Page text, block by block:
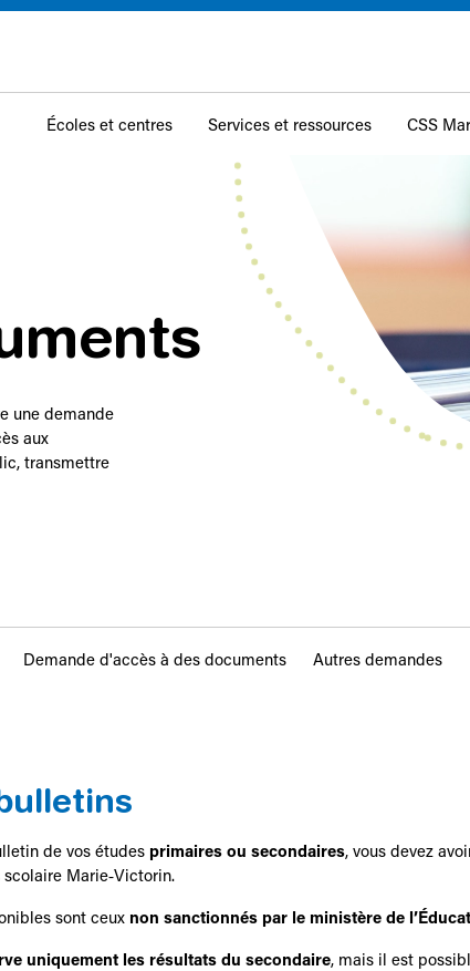
Écoles et centres Services et ressources CSS
une demande
aux
transmettre
Demande d'accès à des documents Autres demandes
de vos études primaires ou secondaires, vous devez
Marie‑Victorin.
sont ceux non sanctionnés par le ministère de
uniquement les résultats du secondaire, mais il est